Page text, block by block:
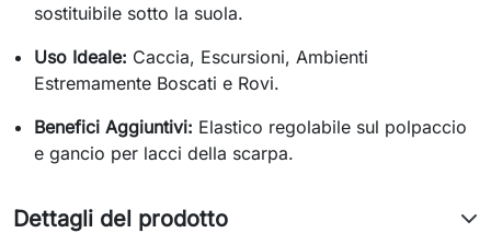
sostituibile sotto la suola.
Uso Ideale: Caccia, Escursioni, Ambienti
Estremamente Boscati e Rovi.
Benefici Aggiuntivi: Elastico regolabile sul polpaccio
e gancio per lacci della scarpa.
Dettagli del prodotto